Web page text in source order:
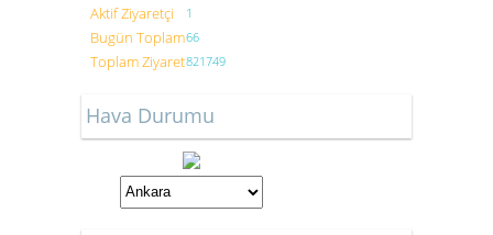
Aktif Ziyaretçi 1
Bugün Toplam66
Toplam Ziyaret821749
Hava Durumu